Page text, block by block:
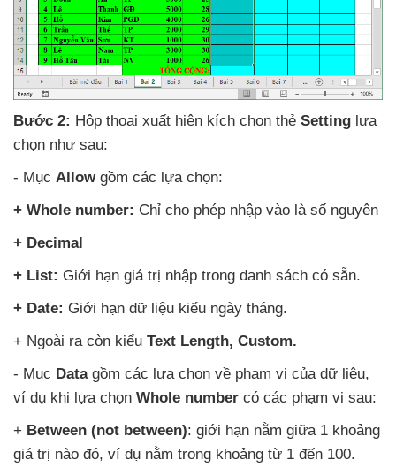
Bước 2: Hộp thoại xuất hiện kích chọn thẻ Setting lựa
chọn như sau:
- Mục Allow gồm các lựa chọn:
+ Whole number: Chỉ cho phép nhập vào là số nguyên
+ Decimal
+ List: Giới hạn giá trị nhập trong danh sách có sẵn.
+ Date: Giới hạn dữ liệu kiểu ngày tháng.
+ Ngoài ra còn kiểu Text Length, Custom.
- Mục Data gồm các lựa chọn về phạm vi của dữ liệu,
ví dụ khi lựa chọn Whole number có các phạm vi sau:
+ Between (not between): giới hạn nằm giữa 1 khoảng
giá trị nào đó, ví dụ nằm trong khoảng từ 1 đến 100.